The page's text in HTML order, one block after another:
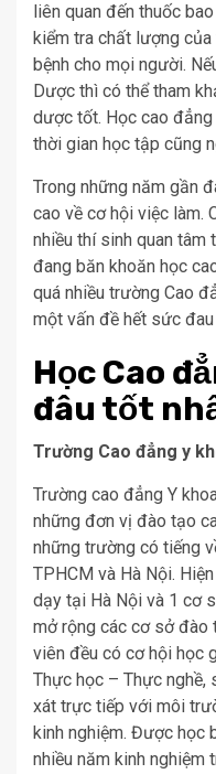
liên quan đến thuốc
kiểm tra chất lượng
bệnh cho mọi người.
Dược thì có thể tham
dược tốt. Học cao
thời gian học tập cũng
Trong những năm gần
cao về cơ hội việc làm.
nhiều thí sinh quan tâm
đang băn khoăn học
quá nhiều trường Cao
một vấn đề hết sức
Học Cao
đâu tốt
Trường Cao đẳng y
Trường cao đẳng Y
những đơn vị đào tạo
những trường có tiếng
TPHCM và Hà Nội.
dạy tại Hà Nội và 1 cơ
mở rộng các cơ sở đào
viên đều có cơ hội học
Thực học – Thực
xát trực tiếp với môi
kinh nghiệm. Được học
nhiều năm kinh nghiệm